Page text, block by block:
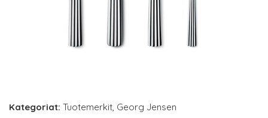
Kategoriat: Tuotemerkit, Georg Jensen